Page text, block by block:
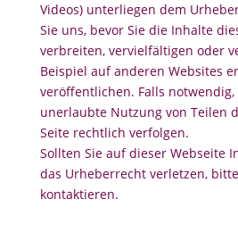
Videos) unterliegen dem
Sie uns, bevor Sie die Inhalte
verbreiten, vervielfältigen oder
Beispiel auf anderen Websites
veröffentlichen. Falls
unerlaubte Nutzung von Teilen
Seite rechtlich verfolgen.
Sollten Sie auf dieser Webseite
das Urheberrecht verletzen,
kontaktieren.